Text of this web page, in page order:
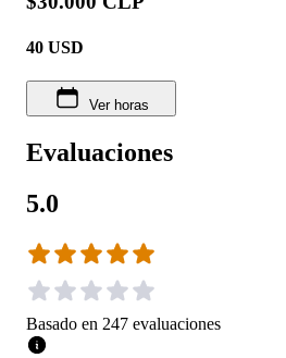
40 USD
Ver horas
Evaluaciones
5.0
Basado en 247 evaluaciones